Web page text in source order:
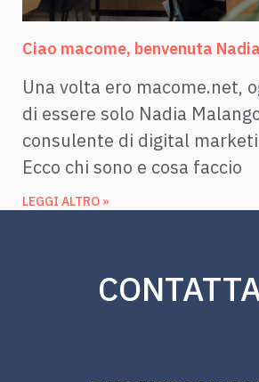
Ciao macome, benvenuta
Una volta ero macome.net,
di essere solo Nadia
consulente di digital
Ecco chi sono e cosa faccio
LEGGI ALTRO »